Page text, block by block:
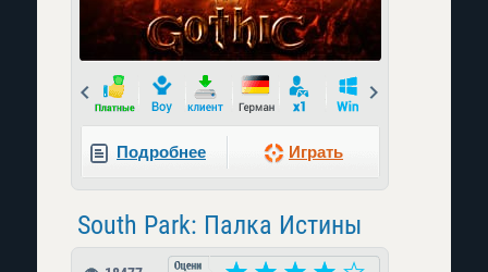
Prev
Подробнее Играть
South Park: Палка Истины